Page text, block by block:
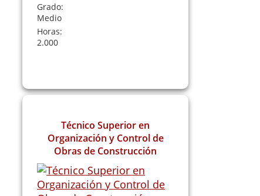
Grado:
Medio
Horas:
2.000
Técnico Superior en
Organización y Control de
Obras de Construcción